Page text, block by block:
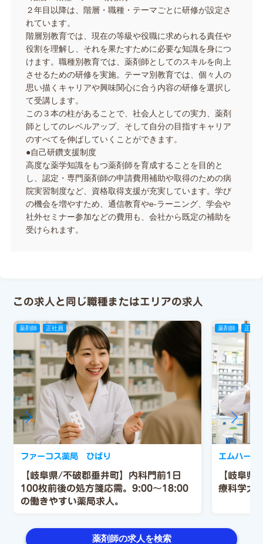
２年目以降は、階層・職種・テーマごとに研修が設定さ
れています。
階層別教育では、現在の等級や役職に求められる責任や
役割を理解し、それを果たすために必要な知識を身につ
けます。職種別教育では、薬剤師としてのスキルを向上
させるための研修を実施。テーマ別教育では、個々人の
思い描くキャリアや興味関心に合う内容の研修を選択し
て受講します。
この３本の柱があることで、社会人としての実力、薬剤
師としてのレベルアップ、そして自分の目指すキャリア
のすべてを伸ばしていくことができます。
●自己研鑽支援制度
高度な薬学知識をもつ薬剤師を育成することを目的と
し、認定・専門薬剤師の申請費用補助や取得のための病
院実習制度など、資格取得支援が充実しています。学び
の機会を増やすため、通信教育やe-ラーニング、学会や
社外セミナー参加などの費用も、会社から既定の補助を
受けられます。
この求人と同じ職種またはエリアの求人
薬剤師 正社員
【岐阜県/不破郡垂井町】内科門前1日
100枚前後の処方箋応需。9:00～18:00
の働きやすい薬局求人。
ファーコス薬局 ひばり
薬剤師 正社員
【岐阜県
療科学大
エムハート
薬剤師の求人を検索